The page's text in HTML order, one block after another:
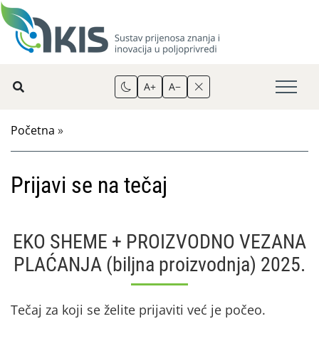
A+ A−
Početna »
Prijavi se na tečaj
EKO SHEME + PROIZVODNO VEZANA
PLAĆANJA (biljna proizvodnja) 2025.
Tečaj za koji se želite prijaviti već je počeo.